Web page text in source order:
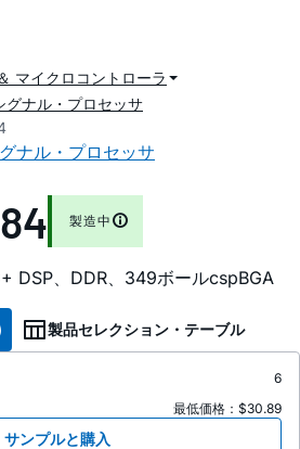
マイクロコントローラ
グナル・プロセッサ
ナル・プロセッサ
製造中
DSP、DDR、349ボールcspBGA
製品セレクション・テーブル
6
最低価格：$30.89
サンプルと購入